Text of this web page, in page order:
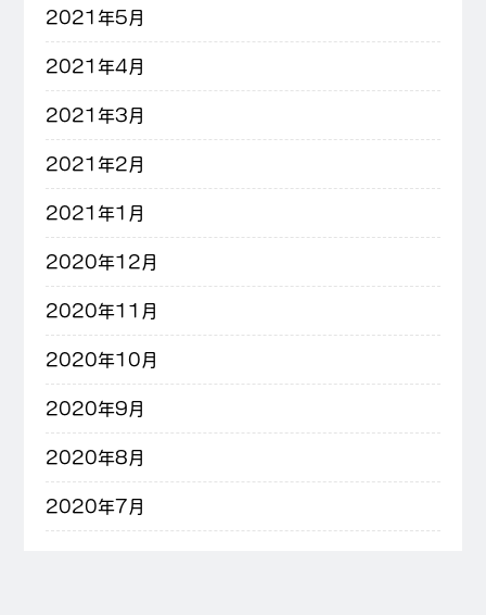
2021年5月
2021年4月
2021年3月
2021年2月
2021年1月
2020年12月
2020年11月
2020年10月
2020年9月
2020年8月
2020年7月